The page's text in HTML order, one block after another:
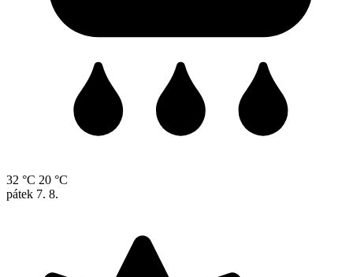
32 °C 20 °C
pátek 7. 8.